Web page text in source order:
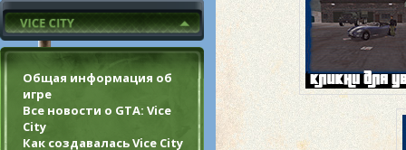
Общая информация об
игре
Все новости о GTA: Vice
City
Как создавалась Vice City